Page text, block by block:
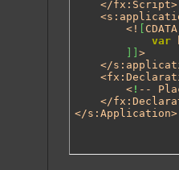
		<!
CDATA
var
>
		<
! --
</s:Application>